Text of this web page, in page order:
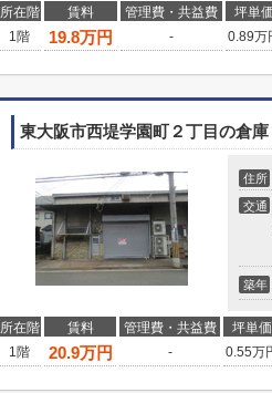
所在階 賃料 管理費・共益費 坪単価
1階
19.8万円 - 0.89万
東大阪市西堤学園町２丁目の倉庫
住所
交通
築年
所在階 賃料 管理費・共益費 坪単価
1階
20.9万円 - 0.55万